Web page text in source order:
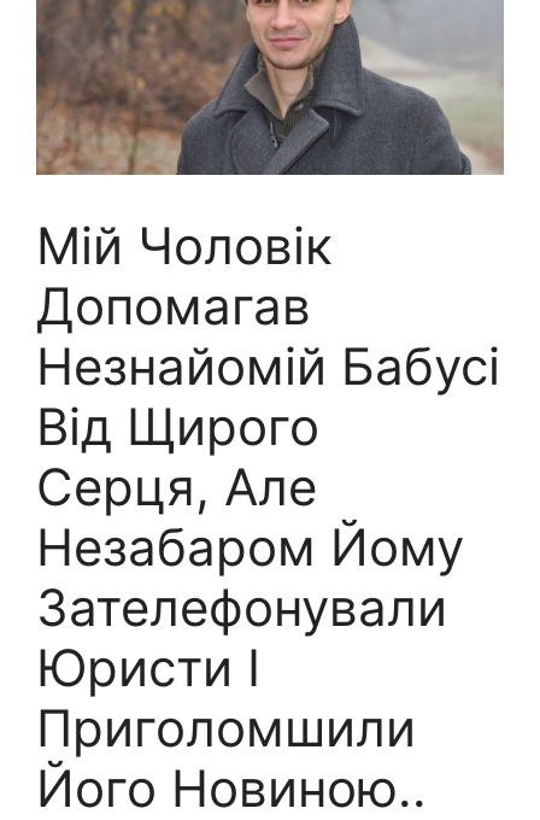
Мій Чоловік
Допомагав
Незнайомій Бабусі
Від Щирого
Серця, Але
Незабаром Йому
Зателефонували
Юристи І
Приголомшили
Його Новиною..